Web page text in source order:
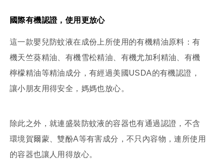
國際有機認證，使用更放心
這一款嬰兒防蚊液在成份上所使用的有機精油原料：有
機天竺葵精油、有機雪松精油、有機尤加利精油、有機
檸檬精油等精油成分，有經過美國USDA的有機認證，
讓小朋友用得安全，媽媽也放心。
除此之外，就連盛裝防蚊液的容器也有通過認證，不含
環境賀爾蒙、雙酚A等有害成分，不只內容物，連所使用
的容器也讓人用得放心。